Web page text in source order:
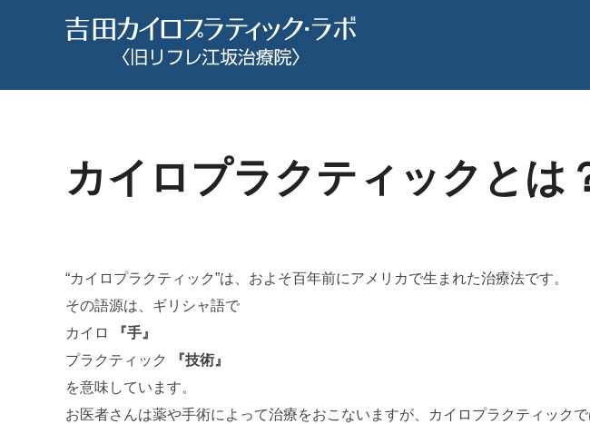
ン
カイロプラクティックとは
“カイロプラクティック”は、およそ百年前にアメリカで生まれた治療法です。
その語源は、ギリシャ語で
カイロ
『手』
プラクティック
『技術』
を意味しています。
お医者さんは薬や手術によって治療をおこないますが、カイロプラクティック